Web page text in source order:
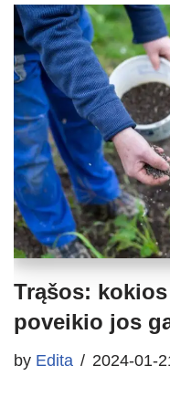
Trąšos:
poveikio jos
by Edita 2024-01-